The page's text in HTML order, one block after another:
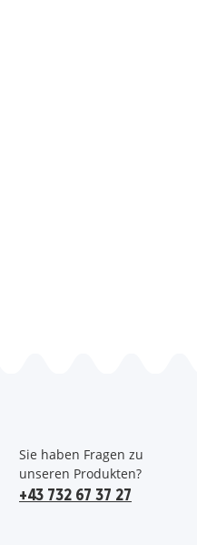
Sie haben Fragen zu
unseren Produkten?
+43 732 67 37 27